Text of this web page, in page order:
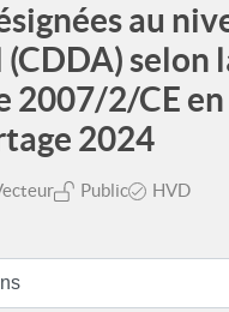
au
selon
2007/2/CE
2024
Public HVD